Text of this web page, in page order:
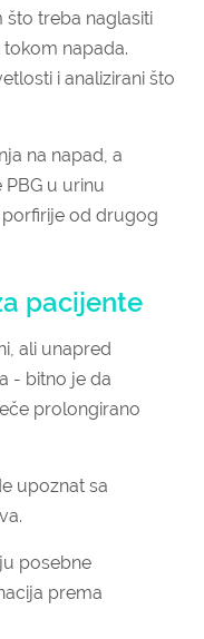
što treba naglasiti
tokom napada.
i analizirani što
na napad, a
u urinu
od drugog
pacijente
ali unapred
- bitno je da
prolongirano
upoznat sa
posebne
prema